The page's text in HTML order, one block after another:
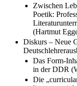
Zwischen
Poetik:
(Hartmut
Diskurs – Neue
Das Form-
in der DDR
Die